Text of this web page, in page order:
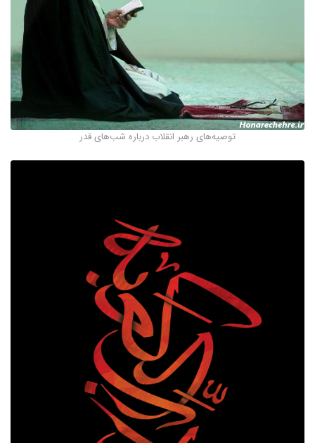
توصیه‌های رهبر انقلاب درباره شب‌های قدر